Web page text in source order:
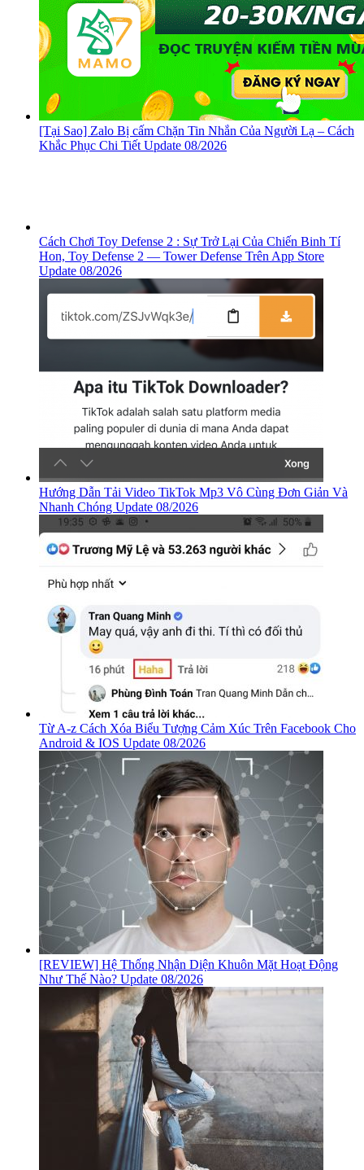
[Tại Sao] Zalo Bị cấm Chặn Tin Nhắn Của Người Lạ – Cách
Khắc Phục Chi Tiết Update 08/2026
Cách Chơi Toy Defense 2 : Sự Trở Lại Của Chiến Binh Tí
Hon, ‎Toy Defense 2 — Tower Defense Trên App Store
Update 08/2026
Hướng Dẫn Tải Video TikTok Mp3 Vô Cùng Đơn Giản Và
Nhanh Chóng Update 08/2026
Từ A-z Cách Xóa Biểu Tượng Cảm Xúc Trên Facebook Cho
Android & IOS Update 08/2026
[REVIEW] Hệ Thống Nhận Diện Khuôn Mặt Hoạt Động
Như Thế Nào? Update 08/2026